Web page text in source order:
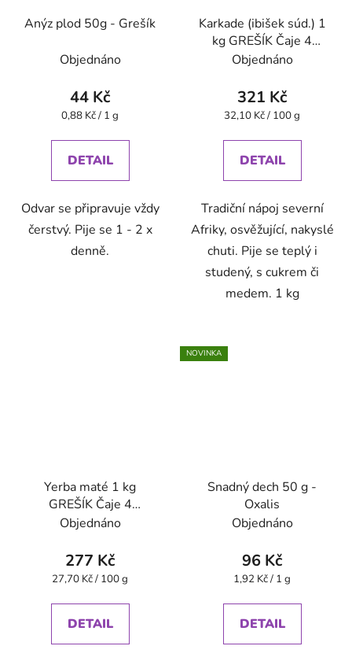
Anýz plod 50g - Grešík
Objednáno
44 Kč
Měrná
0,88 Kč / 1 g
DETAIL
Odvar se připravuje vždy
čerstvý. Pije se 1 - 2 x
denně.
Karkade (ibišek súd.) 1
kg GREŠÍK Čaje 4
světadílů
Objednáno
321 Kč
Měrná
32,10 Kč / 100 g
DETAIL
Tradiční nápoj severní
Afriky, osvěžující, nakyslé
chuti. Pije se teplý i
studený, s cukrem či
medem. 1 kg
Yerba maté 1 kg
GREŠÍK Čaje 4
světadílů
Objednáno
277 Kč
Měrná
27,70 Kč / 100 g
DETAIL
NOVINKA
Snadný dech 50 g -
Oxalis
Objednáno
96 Kč
Měrná
1,92 Kč / 1 g
DETAIL